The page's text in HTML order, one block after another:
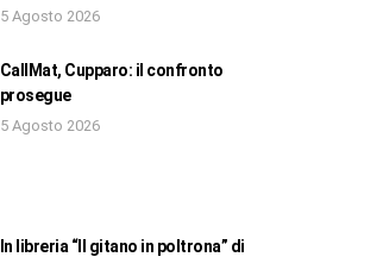
5 Agosto 2026
CallMat, Cupparo: il confronto
prosegue
5 Agosto 2026
In libreria “Il gitano in poltrona” di